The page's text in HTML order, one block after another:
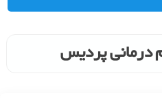
درمانی پردیس